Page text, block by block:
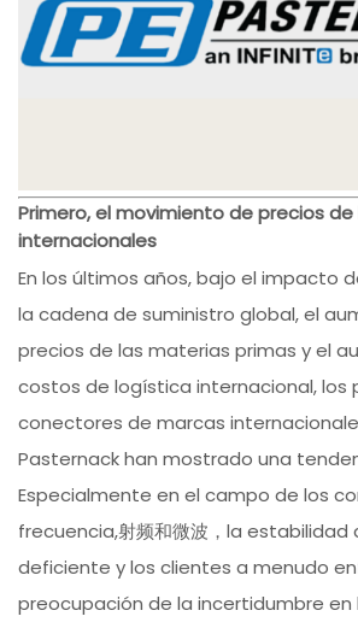
Primero, el movimiento de precios
internacionales
En los últimos años, bajo el impacto
la cadena de suministro global, el
precios de las materias primas y el
costos de logística internacional, los
conectores de marcas
Pasternack han mostrado una
Especialmente en el campo de los
frecuencia,射频和微波，la estabilidad
deficiente y los clientes a menudo
preocupación de la incertidumbre